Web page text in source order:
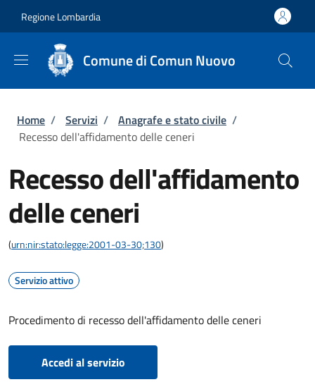
Regione Lombardia
Comune di Comun Nuovo
Briciole di pane
Home / Servizi / Anagrafe e stato civile /
Recesso dell'affidamento delle ceneri
Recesso dell'affidamento
delle ceneri
(urn:nir:stato:legge:2001-03-30;130)
Servizio attivo
Procedimento di recesso dell'affidamento delle ceneri
Accedi al servizio